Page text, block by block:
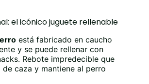
el icónico juguete rellenable
está fabricado en caucho
y se puede rellenar con
Rebote impredecible que
caza y mantiene al perro